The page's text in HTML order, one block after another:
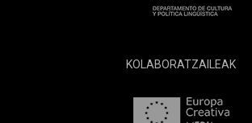
KOLABORATZAILEAK